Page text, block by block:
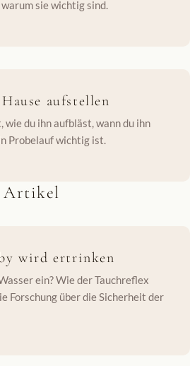
sie wichtig sind.
aufstellen
wie du ihn aufbläst, wann du ihn
Probelauf wichtig ist.
Artikel
wird ertrinken
ein? Wie der Tauchreflex
Forschung über die Sicherheit der